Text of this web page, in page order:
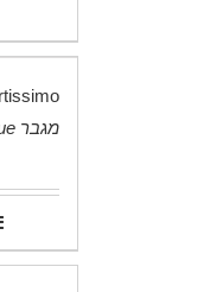
מגבר Audio Analogue